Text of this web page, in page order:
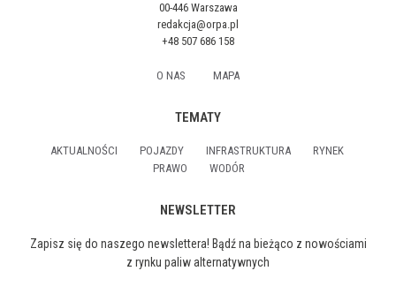
00-446 Warszawa
redakcja@orpa.pl
+48 507 686 158
O NAS MAPA
TEMATY
AKTUALNOŚCI POJAZDY INFRASTRUKTURA
RYNEK
PRAWO
WODÓR
NEWSLETTER
Zapisz się do naszego newslettera! Bądź na bieżąco z nowościami
z rynku paliw alternatywnych